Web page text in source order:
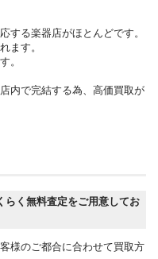
する楽器店がほとんどです。
ます。
。
内で完結する為、高価買取が
らく無料査定をご用意してお
様のご都合に合わせて買取方